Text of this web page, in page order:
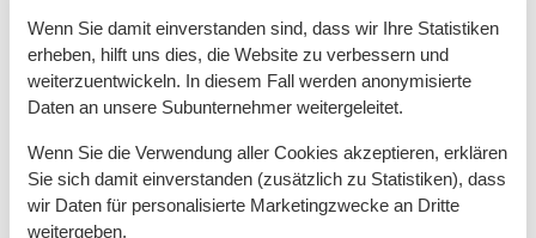
Schlafzimmer
Großes Doppelbett - Size: 181-210 cm
Schlafzimmer
Einzelbett - Size: 90-130 cm
Gesamte Ausstattung
Wenn Sie damit einverstanden sind, dass wir Ihre Statistiken
erheben, hilft uns dies, die Website zu verbessern und
weiterzuentwickeln. In diesem Fall werden anonymisierte
Daten an unsere Subunternehmer weitergeleitet.
Wenn Sie die Verwendung aller Cookies akzeptieren, erklären
Sie sich damit einverstanden (zusätzlich zu Statistiken), dass
wir Daten für personalisierte Marketingzwecke an Dritte
weitergeben.